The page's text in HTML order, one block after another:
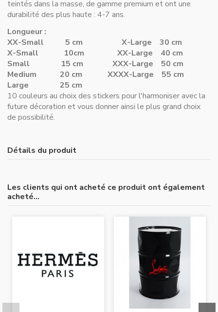
teintés dans la masse, de gamme premium et ont une
durabilité des plus haute : 4-7 ans.
Longueur :
XX-Small 5 cm X-Large 30 cm
X-Small 10cm XX-Large 40 cm
Small 15 cm XXX-Large 50 cm
Medium 20 cm XXXX-Large 55 cm
Large 25 cm
10 couleurs au choix des stickers pour l'harmoniser avec la
future décoration et vous donner ainsi le plus grand choix
de possibilité.
Détails du produit
Les clients qui ont acheté ce produit ont également
acheté...